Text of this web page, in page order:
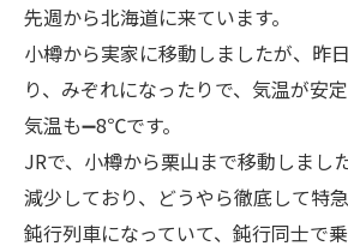
先週から北海道に来ています。
小樽から実家に移動しましたが、昨
り、みぞれになったりで、気温が安
気温も➖8℃です。
JRで、小樽から栗山まで移動しまし
減少しており、どうやら徹底して特
鈍行列車になっていて、鈍行同士で